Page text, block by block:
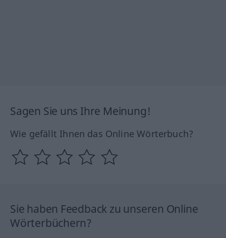
Sagen Sie uns Ihre Meinung!
Wie gefällt Ihnen das Online Wörterbuch?
Sie haben Feedback zu unseren Online
Wörterbüchern?